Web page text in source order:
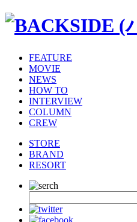
FEATURE
MOVIE
NEWS
HOW TO
INTERVIEW
COLUMN
CREW
STORE
BRAND
RESORT